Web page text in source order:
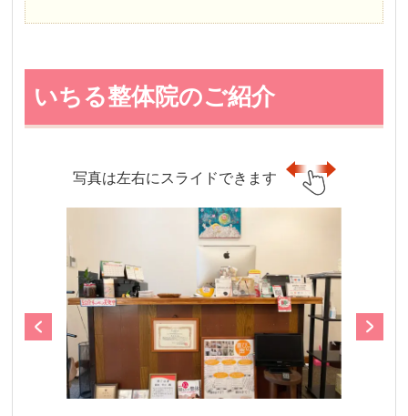
いちる整体院のご紹介
写真は左右にスライドできます